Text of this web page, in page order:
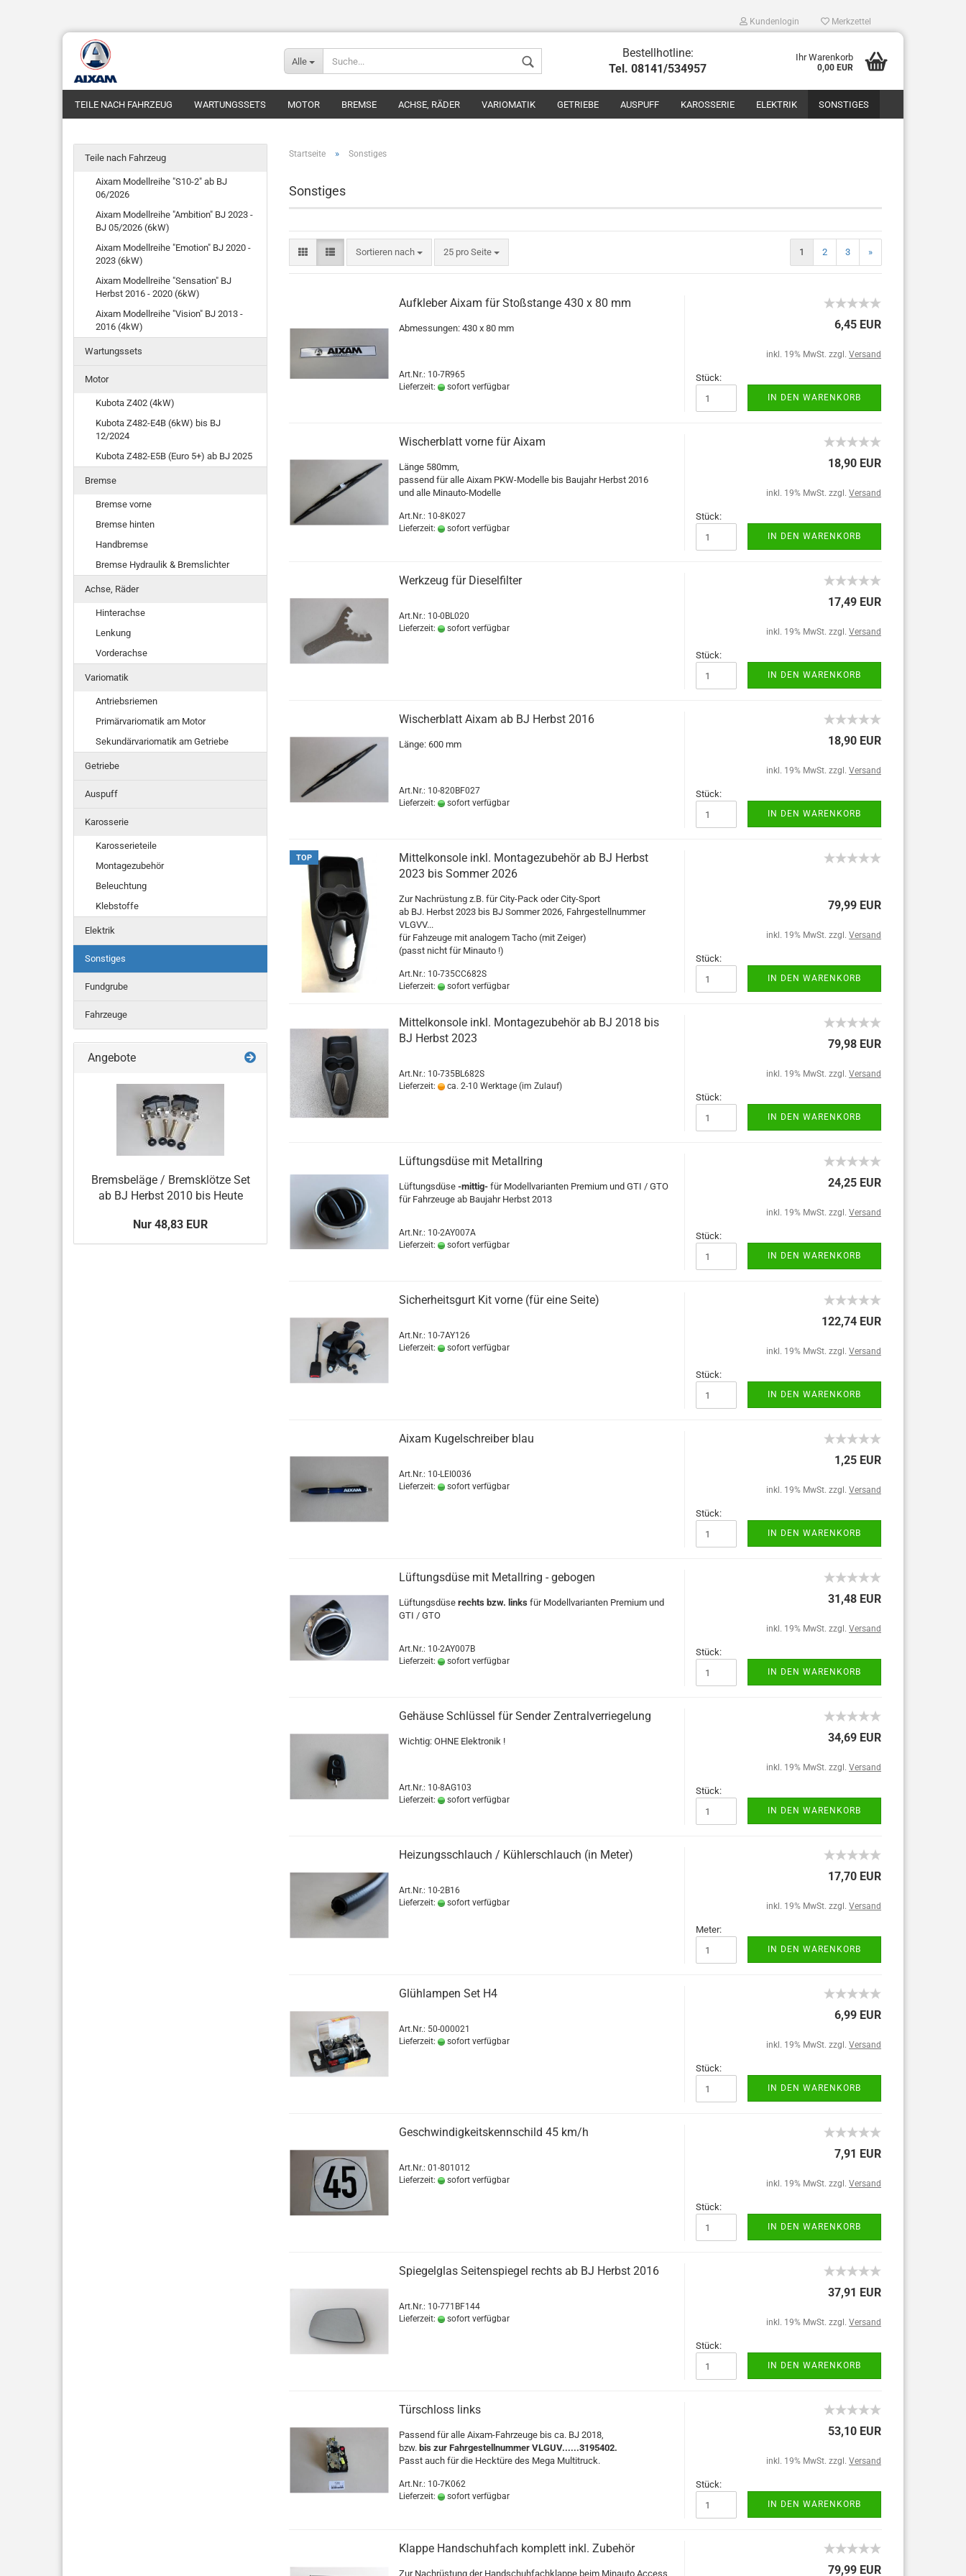
Kundenlogin Merkzettel
Alle
Bestellhotline:
Tel. 08141/534957
Ihr Warenkorb
0,00 EUR
TEILE NACH FAHRZEUG WARTUNGSSETS MOTOR BREMSE ACHSE, RÄDER VARIOMATIK GETRIEBE AUSPUFF KAROSSERIE ELEKTRIK SONSTIGES
Startseite » Sonstiges
Sonstiges
Sortieren nach 25 pro Seite 1 2 3 »
Aufkleber Aixam für Stoßstange 430 x 80 mm
Abmessungen: 430 x 80 mm
Art.Nr.: 10-7R965
Lieferzeit:
sofort verfügbar
6,45 EUR
inkl. 19% MwSt. zzgl. Versand
Stück:
IN DEN WARENKORB
Wischerblatt vorne für Aixam
Länge 580mm,
passend für alle Aixam PKW-Modelle bis Baujahr Herbst 2016
und alle Minauto-Modelle
Art.Nr.: 10-8K027
Lieferzeit:
sofort verfügbar
18,90 EUR
inkl. 19% MwSt. zzgl. Versand
Stück:
IN DEN WARENKORB
Werkzeug für Dieselfilter
Art.Nr.: 10-0BL020
Lieferzeit:
sofort verfügbar
17,49 EUR
inkl. 19% MwSt. zzgl. Versand
Stück:
IN DEN WARENKORB
Wischerblatt Aixam ab BJ Herbst 2016
Länge: 600 mm
Art.Nr.: 10-820BF027
Lieferzeit:
sofort verfügbar
18,90 EUR
inkl. 19% MwSt. zzgl. Versand
Stück:
IN DEN WARENKORB
TOP
Mittelkonsole inkl. Montagezubehör ab BJ Herbst
2023 bis Sommer 2026
Zur Nachrüstung z.B. für City-Pack oder City-Sport
ab BJ. Herbst 2023 bis BJ Sommer 2026, Fahrgestellnummer
VLGVV...
für Fahzeuge mit analogem Tacho (mit Zeiger)
(passt nicht für Minauto !)
Art.Nr.: 10-735CC682S
Lieferzeit:
sofort verfügbar
79,99 EUR
inkl. 19% MwSt. zzgl. Versand
Stück:
IN DEN WARENKORB
Mittelkonsole inkl. Montagezubehör ab BJ 2018 bis
BJ Herbst 2023
Art.Nr.: 10-735BL682S
Lieferzeit:
ca. 2-10 Werktage (im Zulauf)
79,98 EUR
inkl. 19% MwSt. zzgl. Versand
Stück:
IN DEN WARENKORB
Lüftungsdüse mit Metallring
Lüftungsdüse -mittig- für Modellvarianten Premium und GTI / GTO
für Fahrzeuge ab Baujahr Herbst 2013
Art.Nr.: 10-2AY007A
Lieferzeit:
sofort verfügbar
24,25 EUR
inkl. 19% MwSt. zzgl. Versand
Stück:
IN DEN WARENKORB
Sicherheitsgurt Kit vorne (für eine Seite)
Art.Nr.: 10-7AY126
Lieferzeit:
sofort verfügbar
122,74 EUR
inkl. 19% MwSt. zzgl. Versand
Stück:
IN DEN WARENKORB
Aixam Kugelschreiber blau
Art.Nr.: 10-LEI0036
Lieferzeit:
sofort verfügbar
1,25 EUR
inkl. 19% MwSt. zzgl. Versand
Stück:
IN DEN WARENKORB
Lüftungsdüse mit Metallring - gebogen
Lüftungsdüse rechts bzw. links für Modellvarianten Premium und
GTI / GTO
Art.Nr.: 10-2AY007B
Lieferzeit:
sofort verfügbar
31,48 EUR
inkl. 19% MwSt. zzgl. Versand
Stück:
IN DEN WARENKORB
Gehäuse Schlüssel für Sender Zentralverriegelung
Wichtig: OHNE Elektronik !
Art.Nr.: 10-8AG103
Lieferzeit:
sofort verfügbar
34,69 EUR
inkl. 19% MwSt. zzgl. Versand
Stück:
IN DEN WARENKORB
Heizungsschlauch / Kühlerschlauch (in Meter)
Art.Nr.: 10-2B16
Lieferzeit:
sofort verfügbar
17,70 EUR
inkl. 19% MwSt. zzgl. Versand
Meter:
IN DEN WARENKORB
Glühlampen Set H4
Art.Nr.: 50-000021
Lieferzeit:
sofort verfügbar
6,99 EUR
inkl. 19% MwSt. zzgl. Versand
Stück:
IN DEN WARENKORB
Geschwindigkeitskennschild 45 km/h
Art.Nr.: 01-801012
Lieferzeit:
sofort verfügbar
7,91 EUR
inkl. 19% MwSt. zzgl. Versand
Stück:
IN DEN WARENKORB
Spiegelglas Seitenspiegel rechts ab BJ Herbst 2016
Art.Nr.: 10-771BF144
Lieferzeit:
sofort verfügbar
37,91 EUR
inkl. 19% MwSt. zzgl. Versand
Stück:
IN DEN WARENKORB
Türschloss links
Passend für alle Aixam-Fahrzeuge bis ca. BJ 2018,
bzw. bis zur Fahrgestellnummer VLGUV......3195402.
Passt auch für die Hecktüre des Mega Multitruck.
Art.Nr.: 10-7K062
Lieferzeit:
sofort verfügbar
53,10 EUR
inkl. 19% MwSt. zzgl. Versand
Stück:
IN DEN WARENKORB
Klappe Handschuhfach komplett inkl. Zubehör
Zur Nachrüstung der Handschuhfachklappe beim Minauto Access 79,99 EUR
Teile nach Fahrzeug
Aixam Modellreihe "S10-2" ab BJ
06/2026
Aixam Modellreihe "Ambition" BJ 2023 -
BJ 05/2026 (6kW)
Aixam Modellreihe "Emotion" BJ 2020 -
2023 (6kW)
Aixam Modellreihe "Sensation" BJ
Herbst 2016 - 2020 (6kW)
Aixam Modellreihe "Vision" BJ 2013 -
2016 (4kW)
Wartungssets
Motor
Kubota Z402 (4kW)
Kubota Z482-E4B (6kW) bis BJ
12/2024
Kubota Z482-E5B (Euro 5+) ab BJ 2025
Bremse
Bremse vorne
Bremse hinten
Handbremse
Bremse Hydraulik & Bremslichter
Achse, Räder
Hinterachse
Lenkung
Vorderachse
Variomatik
Antriebsriemen
Primärvariomatik am Motor
Sekundärvariomatik am Getriebe
Getriebe
Auspuff
Karosserie
Karosserieteile
Montagezubehör
Beleuchtung
Klebstoffe
Elektrik
Sonstiges
Fundgrube
Fahrzeuge
Angebote
Bremsbeläge / Bremsklötze Set
ab BJ Herbst 2010 bis Heute
Nur 48,83 EUR